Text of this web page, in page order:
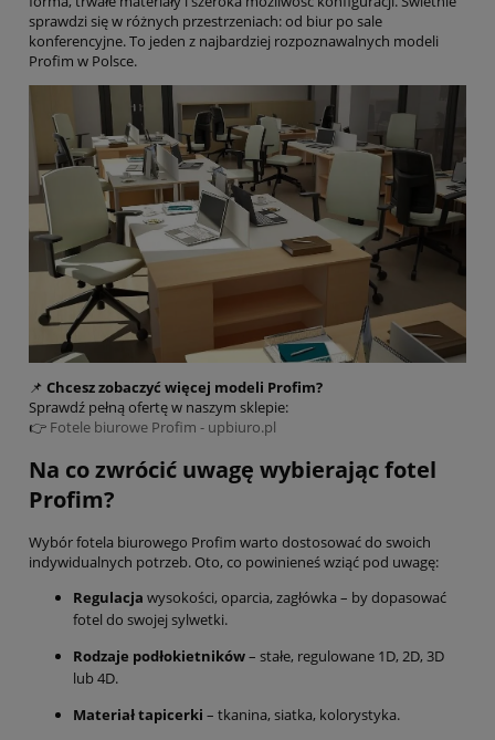
sprawdzi się w różnych przestrzeniach: od biur po sale
konferencyjne. To jeden z najbardziej rozpoznawalnych modeli
Profim w Polsce.
📌 Chcesz zobaczyć więcej modeli Profim?
Sprawdź pełną ofertę w naszym sklepie:
👉 Fotele biurowe Profim - upbiuro.pl
Na co zwrócić uwagę wybierając fotel
Profim?
Wybór fotela biurowego Profim warto dostosować do swoich
indywidualnych potrzeb. Oto, co powinieneś wziąć pod uwagę:
Regulacja wysokości, oparcia, zagłówka – by dopasować
fotel do swojej sylwetki.
Rodzaje podłokietników– stałe, regulowane 1D, 2D, 3D
lub 4D.
Materiał tapicerki – tkanina, siatka, kolorystyka.